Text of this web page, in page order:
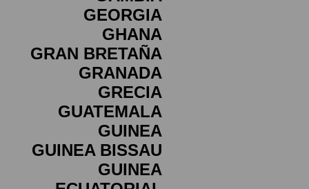
GEORGIA
GHANA
GRAN BRETAÑA
GRANADA
GRECIA
GUATEMALA
GUINEA
GUINEA BISSAU
GUINEA